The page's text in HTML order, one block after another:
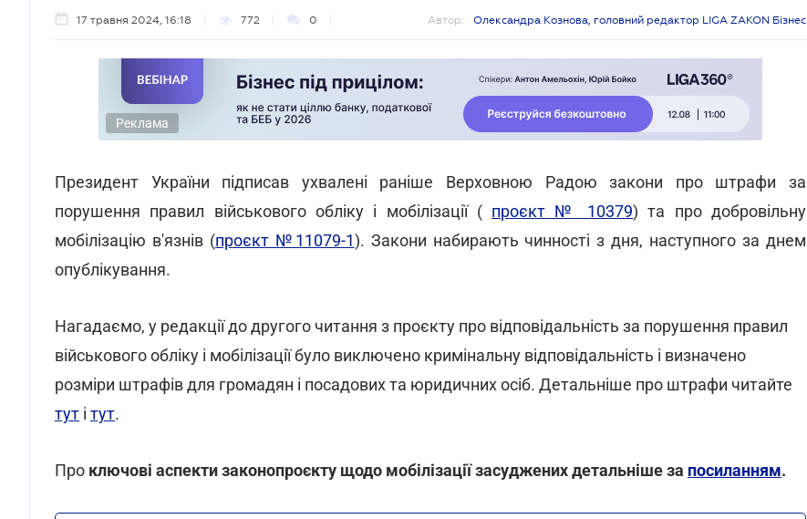
17 травня 2024, 16:18 772 0 Автор: Олександра Кознова, головний редактор LIGA ZAKON Бізнес
Реклама
Президент України підписав ухвалені раніше Верховною Радою закони про штрафи за
порушення правил військового обліку і мобілізації ( проєкт № 10379) та про добровільну
мобілізацію в'язнів (проєкт №11079-1). Закони набирають чинності з дня, наступного за днем
опублікування.
Нагадаємо, у редакції до другого читання з проєкту про відповідальність за порушення правил
військового обліку і мобілізації було виключено кримінальну відповідальність і визначено
розміри штрафів для громадян і посадових та юридичних осіб. Детальніше про штрафи читайте
тут і тут.
Про ключові аспекти законопроєкту щодо мобілізації засуджених детальніше за посиланням.